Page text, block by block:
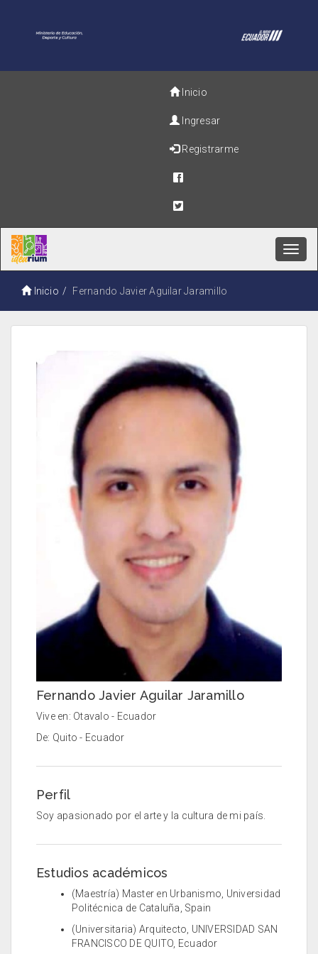
Inicio
Ingresar
Registrarme
Inicio Fernando Javier Aguilar Jaramillo
Fernando Javier Aguilar Jaramillo
Vive en: Otavalo - Ecuador
De: Quito - Ecuador
Perfil
Soy apasionado por el arte y la cultura de mi país.
Estudios académicos
(Maestría) Master en Urbanismo, Universidad
Politécnica de Cataluña, Spain
(Universitaria) Arquitecto, UNIVERSIDAD SAN
FRANCISCO DE QUITO, Ecuador